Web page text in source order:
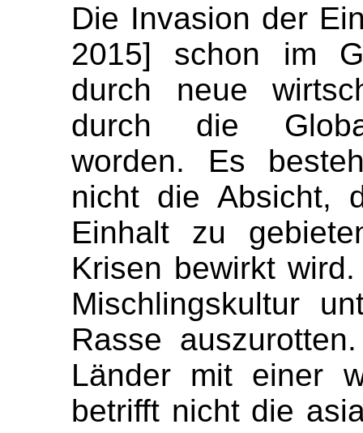
Die Invasion der
2015] schon im
durch neue
durch die
worden. Es
nicht die Absicht,
Einhalt zu
Krisen bewirkt
Mischlingskultur
Rasse
Länder mit einer
betrifft nicht die